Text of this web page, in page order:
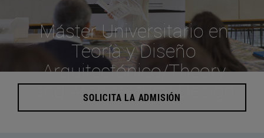
Máster Universitario en
Teoría y Diseño
Arquitectónico/Theory
and Architectural Design
SOLICITA LA ADMISIÓN